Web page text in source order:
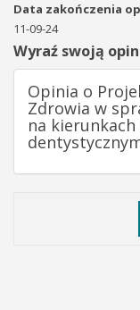
Data zakończenia
11-09-24
Wyraź swoją
Opinia o
Zdrowia w
na